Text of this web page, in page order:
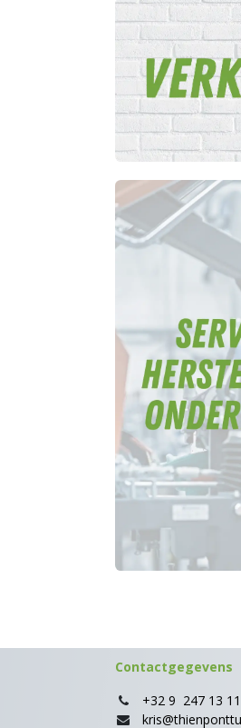
Contactgegevens
+32 9 247 13 11